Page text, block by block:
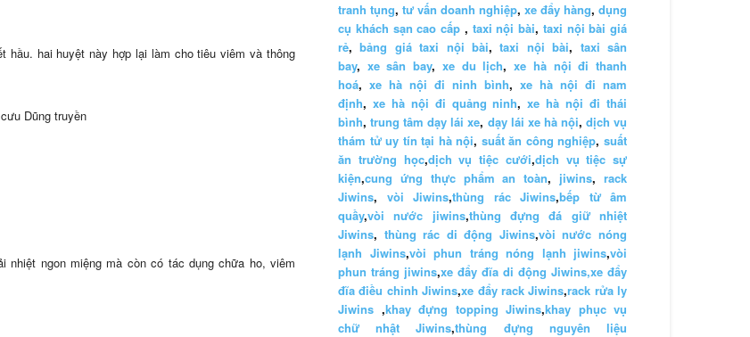
hầu. hai huyệt này hợp lại làm cho tiêu viêm và thông
Dũng truyền
nhiệt ngon miệng mà còn có tác dụng chữa ho, viêm
tranh tụng, tư vấn doanh nghiệp, xe đẩy hàng, dụng
cụ khách sạn cao cấp , taxi nội bài, taxi nội bài giá
rẻ,bảng giá taxi nội bài,taxi nội bài, taxi sân
bay, xe sân bay, xe du lịch,xe hà nội đi thanh
hoá, xe hà nội đi ninh bình, xe hà nội đi nam
định, xe hà nội đi quảng ninh,xe hà nội đi thái
bình,trung tâm dạy lái xe, dạy lái xe hà nội, dịch vụ
thám tử uy tín tại hà nội, suất ăn công nghiệp,suất
ăn trường học,dịch vụ tiệc cưới,dịch vụ tiệc sự
kiện,cung ứng thực phẩm an toàn, jiwins,rack
Jiwins, vòi Jiwins,thùng rác Jiwins,bếp từ âm
quầy,vòi nước jiwins,thùng đựng đá giữ nhiệt
Jiwins, thùng rác di động Jiwins,vòi nước nóng
lạnh Jiwins,vòi phun tráng nóng lạnh jiwins,vòi
phun tráng jiwins,xe đẩy đĩa di động Jiwins,xe đẩy
đĩa điều chỉnh Jiwins,xe đẩy rack Jiwins,rack rửa ly
Jiwins ,khay đựng topping Jiwins,khay phục vụ
chữ nhật Jiwins,thùng đựng nguyên liệu